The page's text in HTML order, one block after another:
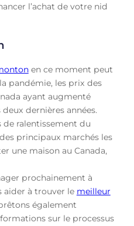
l’achat de votre nid
en ce moment peut
pandémie, les prix des
ayant augmenté
dernières années.
de ralentissement du
principaux marchés les
une maison au Canada,
prochainement à
aider à trouver le meilleur
également
sur le processus